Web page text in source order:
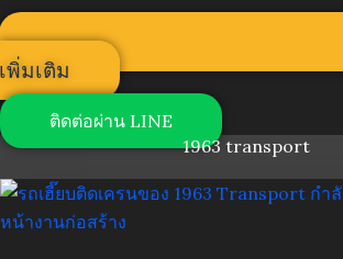
เพิ่มเติม
ติดต่อผ่าน LINE
1963 transport